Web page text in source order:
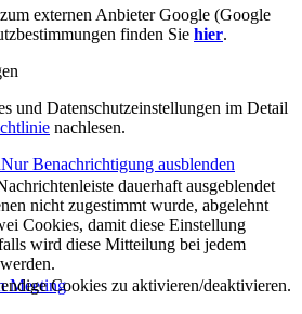
Meeting
externen Anbieter Google (Google
finden Sie hier.
und Datenschutzeinstellungen im Detail
nachlesen.
Nur Benachrichtigung ausblenden
dauerhaft ausgeblendet
nicht zugestimmt wurde, abgelehnt
Cookies, damit diese Einstellung
wird diese Mitteilung bei jedem
Cookies zu aktivieren/deaktivieren.